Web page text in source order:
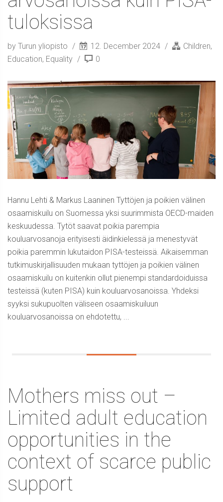
tuloksissa
by Turun yliopisto 12. December 2024 Children,
Education, Equality 0
Hannu Lehti & Markus Laaninen Tyttöjen ja poikien välinen
osaamiskuilu on Suomessa yksi suurimmista OECD-maiden
keskuudessa. Tytöt saavat poikia parempia
kouluarvosanoja erityisesti äidinkielessä ja menestyvät
poikia paremmin lukutaidon PISA-testeissä. Aikaisemman
tutkimuskirjallisuuden mukaan tyttöjen ja poikien välinen
osaamiskuilu on kuitenkin ollut pienempi standardoiduissa
testeissä (kuten PISA) kuin kouluarvosanoissa. Yhdeksi
syyksi sukupuolten väliseen osaamiskuiluun
kouluarvosanoissa on ehdotettu, ...
Mothers miss out –
Limited adult education
opportunities in the
context of scarce public
support